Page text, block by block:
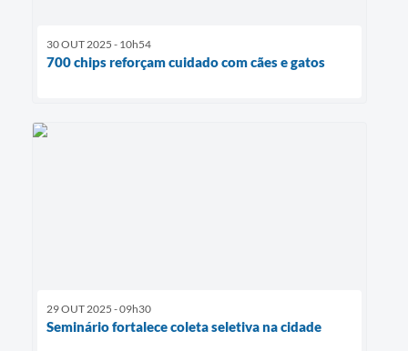
30 OUT 2025 - 10h54
700 chips reforçam cuidado com cães e gatos
29 OUT 2025 - 09h30
Seminário fortalece coleta seletiva na cidade